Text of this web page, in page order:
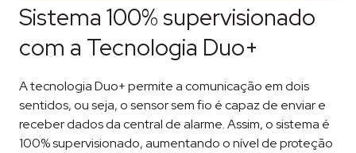
Sistema 100% supervisionado
com a Tecnologia Duo+
A tecnologia Duo+ permite a comunicação em dois
sentidos, ou seja, o sensor sem fio é capaz de enviar e
receber dados da central de alarme. Assim, o sistema é
100% supervisionado, aumentando o nível de proteção